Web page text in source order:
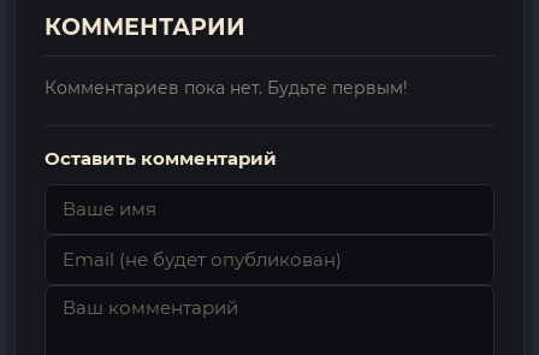
КОММЕНТАРИИ
Комментариев пока нет. Будьте первым!
Оставить комментарий